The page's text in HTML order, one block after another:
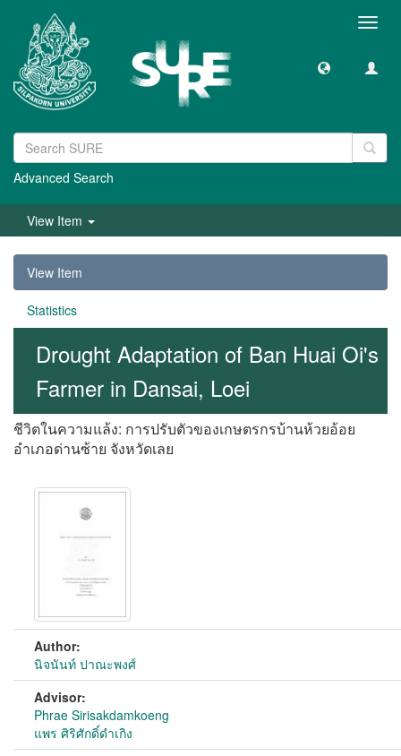
Advanced Search
View Item
View Item
Statistics
Drought Adaptation of Ban Huai Oi's
Farmer in Dansai, Loei
ชีวิตในความแล้ง: การปรับตัวของเกษตรกรบ้านห้วยอ้อย
อำเภอด่านซ้าย จังหวัดเลย
Author:
นิจนันท์ ปาณะพงศ์
Advisor:
Phrae Sirisakdamkoeng
แพร ศิริศักดิ์ดำเกิง